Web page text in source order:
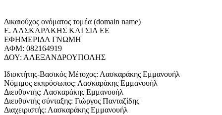
Δικαιούχος ονόματος τομέα (domain name)
Ε. ΛΑΣΚΑΡΑΚΗΣ ΚΑΙ ΣΙΑ ΕΕ
ΕΦΗΜΕΡΙΔΑ ΓΝΩΜΗ
ΑΦΜ: 082164919
ΔΟΥ: ΑΛΕΞΑΝΔΡΟΥΠΟΛΗΣ
Ιδιοκτήτης-Βασικός Μέτοχος: Λασκαράκης Εμμανουήλ
Νόμιμος εκπρόσωπος: Λασκαράκης Εμμανουήλ
Διευθυντής: Λασκαράκης Εμμανουήλ
Διευθυντής σύνταξης: Γιώργος Πανταζίδης
Διαχειριστής: Λασκαράκης Εμμανουήλ